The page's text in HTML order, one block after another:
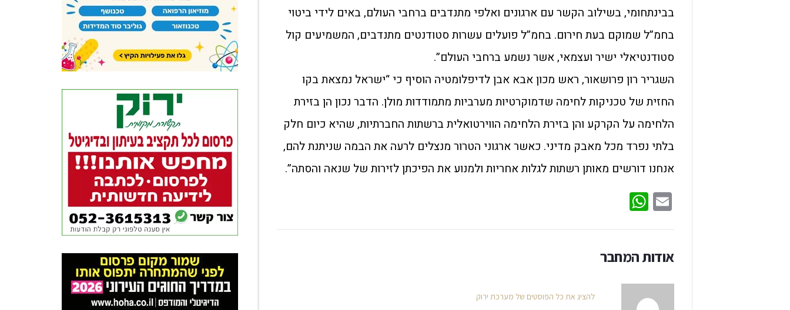
בבינתחומי, בשילוב הקשר עם ארגונים ואלפי מתנדבים ברחבי העולם, באים לידי ביטוי
בחמ”ל שמוקם בעת חירום. בחמ”ל פועלים עשרות סטודנטים מתנדבים, המשמיעים קול
סטודנטיאלי ישיר ועצמאי, אשר נשמע ברחבי העולם”.
השגריר רון פרושאור, ראש מכון אבא אבן לדיפלומטיה הוסיף כי “ישראל נמצאת בקו
החזית של טכניקות לחימה שדמוקרטיות מערביות מתמודדות מולן. הדבר נכון הן בזירת
הלחימה על הקרקע והן בזירת הלחימה הווירטואלית ברשתות החברתיות, שהיא כיום חלק
בלתי נפרד מכל מאבק מדיני. כאשר ארגוני הטרור מנצלים לרעה את הבמה שניתנת להם,
אנחנו דורשים מאותן רשתות לגלות אחריות ולמנוע את הפיכתן לזירות של שנאה והסתה”.
Email
אודות המחבר
להציג את כל הפוסטים של מערכת ירוק